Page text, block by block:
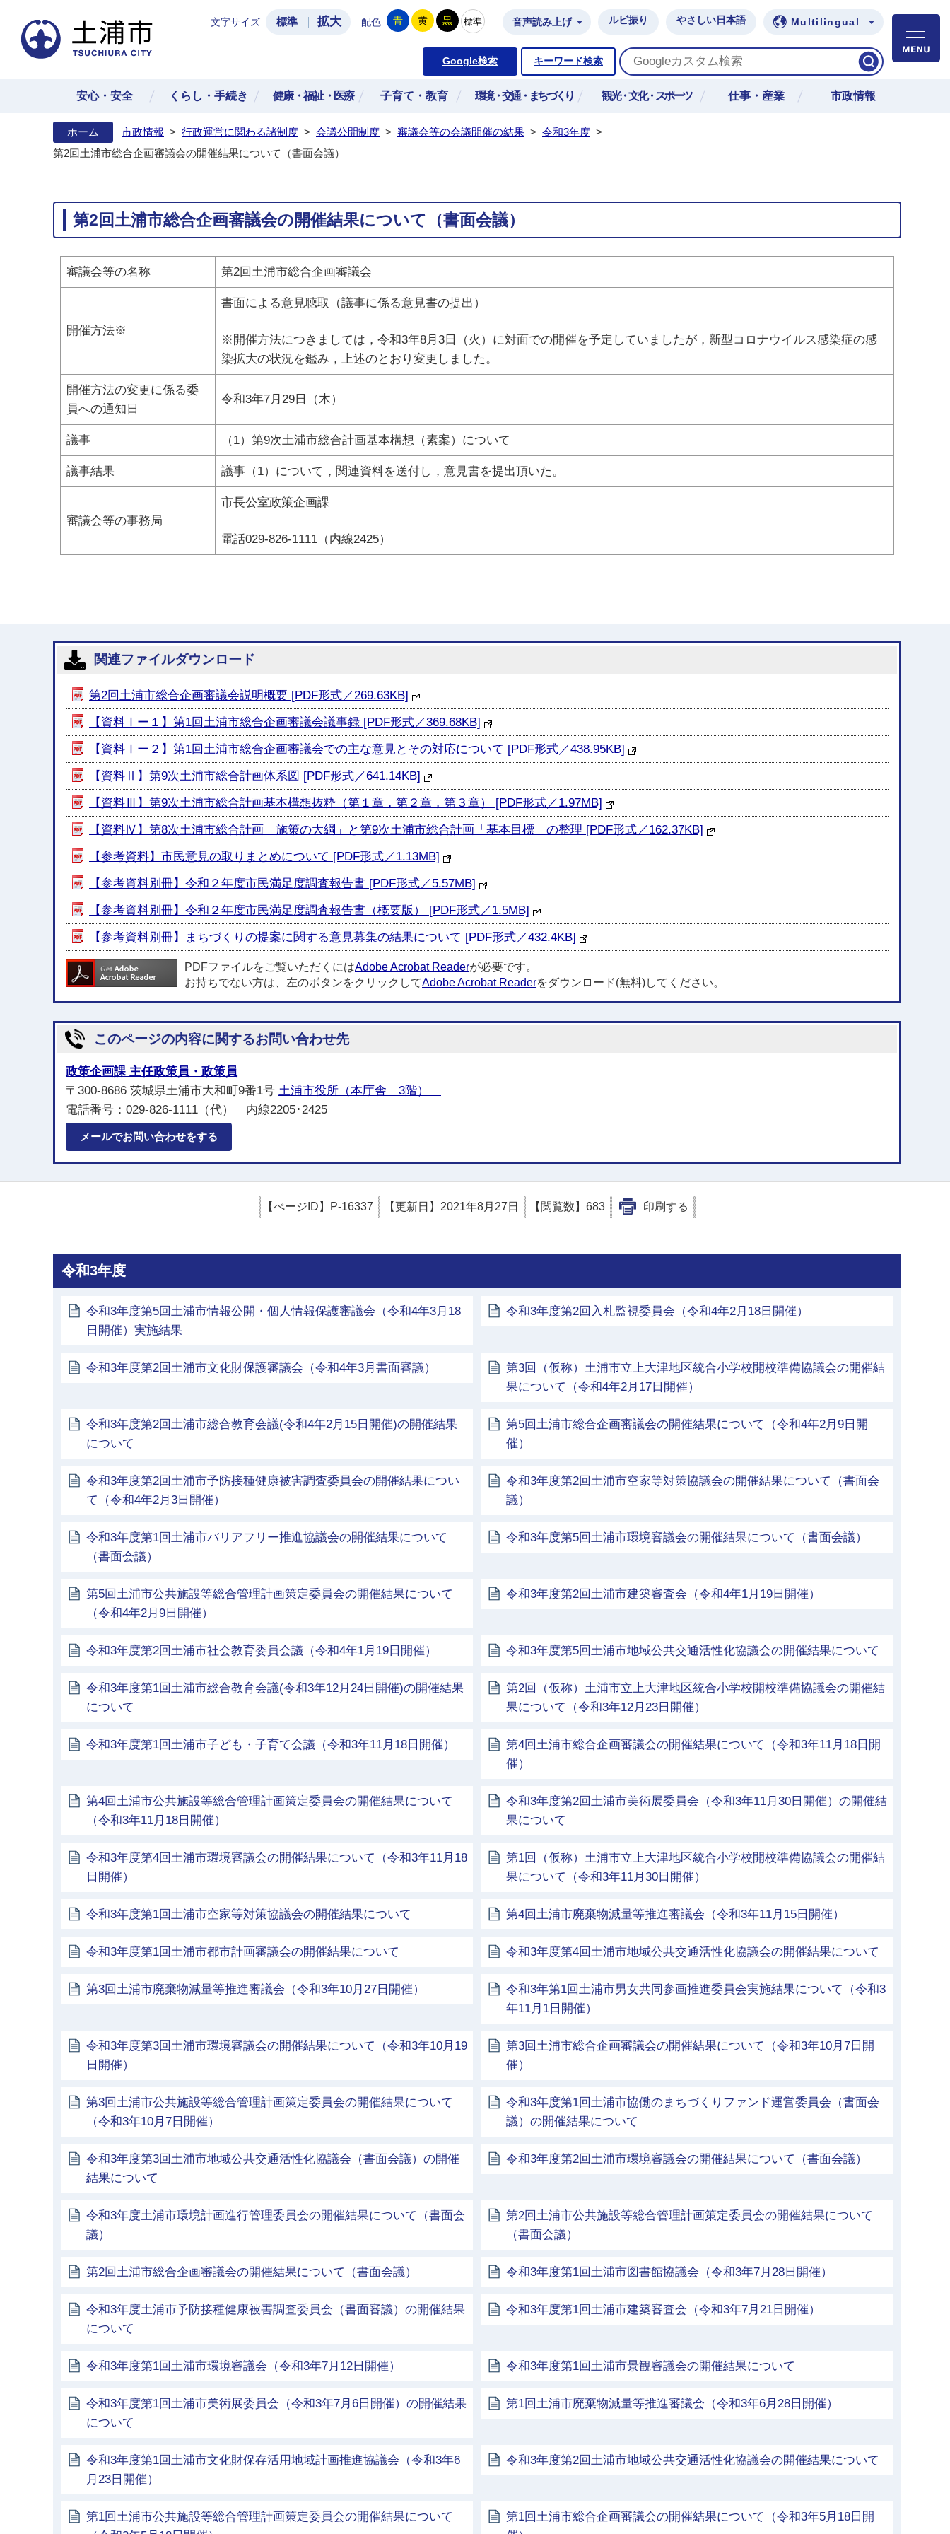
土浦市公式ホームページ
文字サイズ 標準 拡大 配色 青 黄 黒 標準 音声読み上げ ルビ振り やさしい日本語 Multilingual
Google検索 キーワード検索
安心・安全 くらし・手続き 健康・福祉・医療 子育て・教育 環境・交通・まちづくり 観光・文化・スポーツ 仕事・産業 市政情報
ホーム 市政情報 > 行政運営に関わる諸制度 > 会議公開制度 > 審議会等の会議開催の結果 > 令和3年度 >
第2回土浦市総合企画審議会の開催結果について（書面会議）
第2回土浦市総合企画審議会の開催結果について（書面会議）
審議会等の名称 第2回土浦市総合企画審議会
開催方法※
書面による意見聴取（議事に係る意見書の提出）
※開催方法につきましては，令和3年8月3日（火）に対面での開催を予定していましたが，新型コロナウイルス感染症の感
染拡大の状況を鑑み，上述のとおり変更しました。
開催方法の変更に係る委
員への通知日
令和3年7月29日（木）
議事 （1）第9次土浦市総合計画基本構想（素案）について
議事結果 議事（1）について，関連資料を送付し，意見書を提出頂いた。
審議会等の事務局
市長公室政策企画課
電話029-826-1111（内線2425）
関連ファイルダウンロード
第2回土浦市総合企画審議会説明概要 [PDF形式／269.63KB]
【資料Ⅰー１】第1回土浦市総合企画審議会議事録 [PDF形式／369.68KB]
【資料Ⅰー２】第1回土浦市総合企画審議会での主な意見とその対応について [PDF形式／438.95KB]
【資料Ⅱ】第9次土浦市総合計画体系図 [PDF形式／641.14KB]
【資料Ⅲ】第9次土浦市総合計画基本構想抜粋（第１章，第２章，第３章） [PDF形式／1.97MB]
【資料Ⅳ】第8次土浦市総合計画「施策の大綱」と第9次土浦市総合計画「基本目標」の整理 [PDF形式／162.37KB]
【参考資料】市民意見の取りまとめについて [PDF形式／1.13MB]
【参考資料別冊】令和２年度市民満足度調査報告書 [PDF形式／5.57MB]
【参考資料別冊】令和２年度市民満足度調査報告書（概要版） [PDF形式／1.5MB]
【参考資料別冊】まちづくりの提案に関する意見募集の結果について [PDF形式／432.4KB]
PDFファイルをご覧いただくにはAdobe Acrobat Readerが必要です。
お持ちでない方は、左のボタンをクリックしてAdobe Acrobat Readerをダウンロード(無料)してください。
このページの内容に関するお問い合わせ先
政策企画課 主任政策員・政策員
〒300-8686 茨城県土浦市大和町9番1号 土浦市役所（本庁舎 3階）
電話番号：029-826-1111（代） 内線2205･2425
メールでお問い合わせをする
【ぺージID】 P-16337 【更新日】 2021年8月27日 【閲覧数】 683 印刷する
令和3年度
令和3年度第5回土浦市情報公開・個人情報保護審議会（令和4年3月18
日開催）実施結果
令和3年度第2回入札監視委員会（令和4年2月18日開催）
令和3年度第2回土浦市文化財保護審議会（令和4年3月書面審議）
第3回（仮称）土浦市立上大津地区統合小学校開校準備協議会の開催結
果について（令和4年2月17日開催）
令和3年度第2回土浦市総合教育会議(令和4年2月15日開催)の開催結果
について
第5回土浦市総合企画審議会の開催結果について（令和4年2月9日開
催）
令和3年度第2回土浦市予防接種健康被害調査委員会の開催結果につい
て（令和4年2月3日開催）
令和3年度第2回土浦市空家等対策協議会の開催結果について（書面会
議）
令和3年度第1回土浦市バリアフリー推進協議会の開催結果について
（書面会議）
令和3年度第5回土浦市環境審議会の開催結果について（書面会議）
第5回土浦市公共施設等総合管理計画策定委員会の開催結果について
（令和4年2月9日開催）
令和3年度第2回土浦市建築審査会（令和4年1月19日開催）
令和3年度第2回土浦市社会教育委員会議（令和4年1月19日開催） 令和3年度第5回土浦市地域公共交通活性化協議会の開催結果について
令和3年度第1回土浦市総合教育会議(令和3年12月24日開催)の開催結果
について
第2回（仮称）土浦市立上大津地区統合小学校開校準備協議会の開催結
果について（令和3年12月23日開催）
令和3年度第1回土浦市子ども・子育て会議（令和3年11月18日開催）
第4回土浦市総合企画審議会の開催結果について（令和3年11月18日開
催）
第4回土浦市公共施設等総合管理計画策定委員会の開催結果について
（令和3年11月18日開催）
令和3年度第2回土浦市美術展委員会（令和3年11月30日開催）の開催結
果について
令和3年度第4回土浦市環境審議会の開催結果について（令和3年11月18
日開催）
第1回（仮称）土浦市立上大津地区統合小学校開校準備協議会の開催結
果について（令和3年11月30日開催）
令和3年度第1回土浦市空家等対策協議会の開催結果について 第4回土浦市廃棄物減量等推進審議会（令和3年11月15日開催）
令和3年度第1回土浦市都市計画審議会の開催結果について 令和3年度第4回土浦市地域公共交通活性化協議会の開催結果について
第3回土浦市廃棄物減量等推進審議会（令和3年10月27日開催）
令和3年第1回土浦市男女共同参画推進委員会実施結果について（令和3
年11月1日開催）
令和3年度第3回土浦市環境審議会の開催結果について（令和3年10月19
日開催）
第3回土浦市総合企画審議会の開催結果について（令和3年10月7日開
催）
第3回土浦市公共施設等総合管理計画策定委員会の開催結果について
（令和3年10月7日開催）
令和3年度第1回土浦市協働のまちづくりファンド運営委員会（書面会
議）の開催結果について
令和3年度第3回土浦市地域公共交通活性化協議会（書面会議）の開催
結果について
令和3年度第2回土浦市環境審議会の開催結果について（書面会議）
令和3年度土浦市環境計画進行管理委員会の開催結果について（書面会
議）
第2回土浦市公共施設等総合管理計画策定委員会の開催結果について
（書面会議）
第2回土浦市総合企画審議会の開催結果について（書面会議） 令和3年度第1回土浦市図書館協議会（令和3年7月28日開催）
令和3年度土浦市予防接種健康被害調査委員会（書面審議）の開催結果
について
令和3年度第1回土浦市建築審査会（令和3年7月21日開催）
令和3年度第1回土浦市環境審議会（令和3年7月12日開催） 令和3年度第1回土浦市景観審議会の開催結果について
令和3年度第1回土浦市美術展委員会（令和3年7月6日開催）の開催結果
について
第1回土浦市廃棄物減量等推進審議会（令和3年6月28日開催）
令和3年度第1回土浦市文化財保存活用地域計画推進協議会（令和3年6
月23日開催）
令和3年度第2回土浦市地域公共交通活性化協議会の開催結果について
第1回土浦市公共施設等総合管理計画策定委員会の開催結果について
第1回土浦市総合企画審議会の開催結果について（令和3年5月18日開